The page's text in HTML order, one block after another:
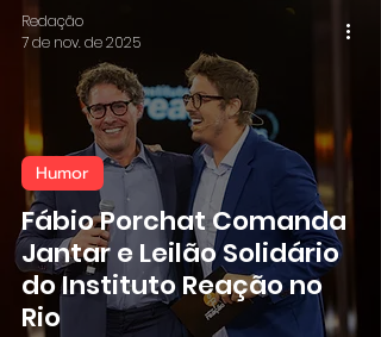
Fábio Porchat Comanda
Jantar e Leilão Solidário
do Instituto Reação no
Rio
Humor
Redação
7 de nov. de 2025